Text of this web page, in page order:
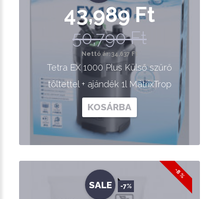
43,989 Ft
50,790 Ft
Nettó ár: 34,637 Ft
Tetra EX 1000 Plus Külső szűrő
töltettel + ajándék 1l MátrixTrop
KOSÁRBA
-8 %
SALE -7%